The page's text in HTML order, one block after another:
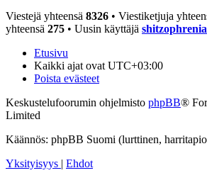
Viestejä yhteensä 8326 • Viestiketjuja
yhteensä 275 • Uusin käyttäjä shitzophrenia
Etusivu
Kaikki ajat ovat UTC+03:00
Poista evästeet
Keskustelufoorumin ohjelmisto phpBB®
Limited
Käännös: phpBB Suomi (lurttinen,
Yksityisyys | Ehdot